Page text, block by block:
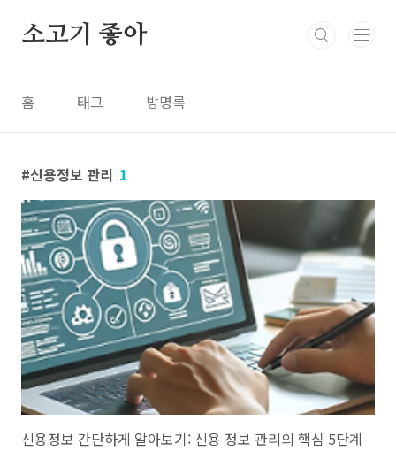
소고기 좋아
홈 태그 방명록
신용정보 관리 1
신용정보 간단하게 알아보기: 신용 정보 관리의 핵심 5단계